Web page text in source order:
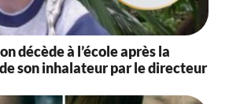
décède à l’école après la
son inhalateur par le directeur